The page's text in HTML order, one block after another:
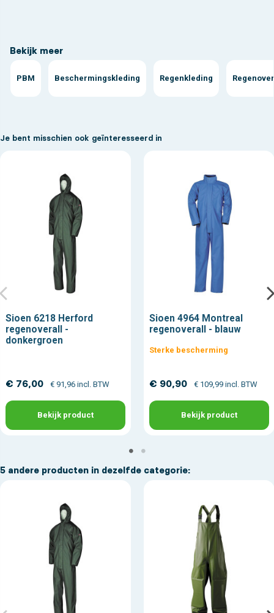
Bekijk meer
PBM Beschermingskleding Regenkleding
Je bent misschien ook geïnteresseerd in
Sioen 6218 Herford
regenoverall -
donkergroen
€ 76,00 € 91,96 incl. BTW
Bekijk product
Sioen 4964 Montreal
regenoverall - blauw
Sterke bescherming
€ 90,90 € 109,99 incl. BTW
Bekijk product
5 andere producten in dezelfde categorie: